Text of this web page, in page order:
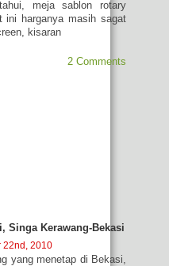
meja sablon rotary
ini harganya masih sagat
kisaran
2 Comments
Singa Kerawang-Bekasi
22nd, 2010
yang menetap di Bekasi,